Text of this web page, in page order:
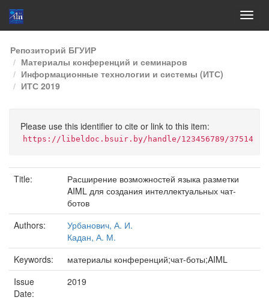
Skip
navigation
Репозиторий БГУИР
Материалы конференций и семинаров
Информационные технологии и системы (ИТС)
ИТС 2019
Please use this identifier to cite or link to this item:
https://libeldoc.bsuir.by/handle/123456789/37514
Title:
Расширение возможностей языка разметки
AIML для создания интеллектуальных чат-
ботов
Authors:
Урбанович, А. И.
Кадан, А. М.
Keywords:
материалы конференций;чат-боты;AIML
Issue
Date:
2019